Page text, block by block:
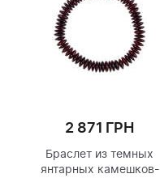
2 871 ГРН
Браслет из темных
янтарных камешков-